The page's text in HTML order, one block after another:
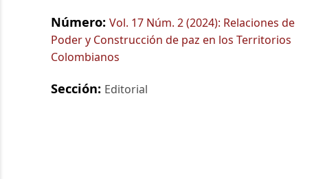
Número: Vol. 17 Núm. 2 (2024): Relaciones de
Poder y Construcción de paz en los Territorios
Colombianos
Sección: Editorial